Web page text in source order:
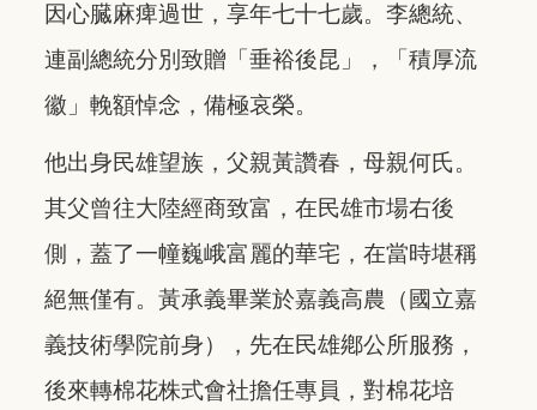
因心臓麻痺過世，享年七十七歲。李總統、
連副總統分別致贈「垂裕後昆」，「積厚流
徽」輓額悼念，備極哀榮。
他出身民雄望族，父親黃讚春，母親何氏。
其父曾往大陸經商致富，在民雄市場右後
側，蓋了一幢巍峨富麗的華宅，在當時堪稱
絕無僅有。黃承義畢業於嘉義高農（國立嘉
義技術學院前身），先在民雄鄕公所服務，
後來轉棉花株式會社擔任專員，對棉花培